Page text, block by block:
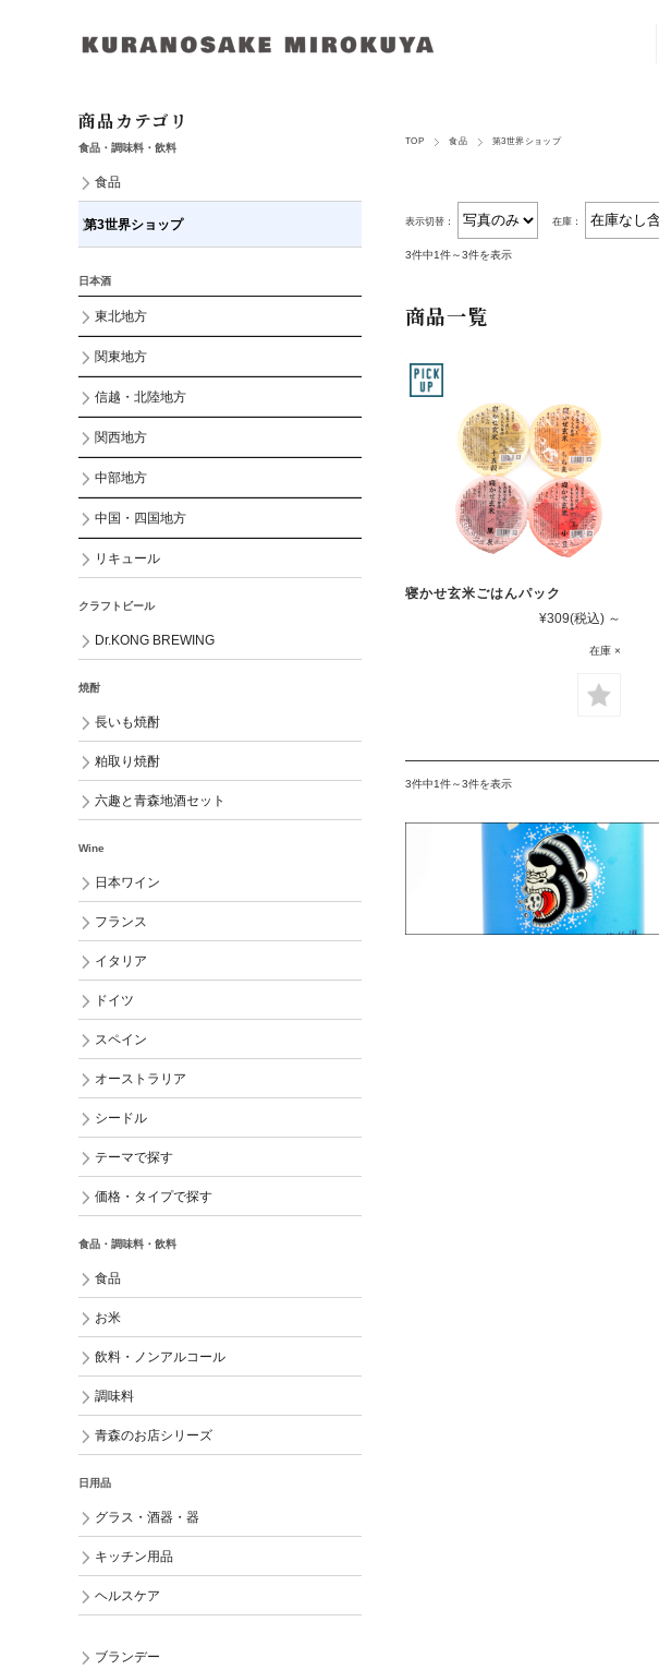
TOP 食品 第3世界ショップ
表示切替： 在庫：
3件中1件～3件を表示
商品一覧
寝かせ玄米ごはんパック
¥309(税込) ～
在庫 ×
3件中1件～3件を表示
商品カテゴリ
食品・調味料・飲料
食品
第3世界ショップ
日本酒
東北地方
関東地方
信越・北陸地方
関西地方
中部地方
中国・四国地方
リキュール
クラフトビール
Dr.KONG BREWING
焼酎
長いも焼酎
粕取り焼酎
六趣と青森地酒セット
Wine
日本ワイン
フランス
イタリア
ドイツ
スペイン
オーストラリア
シードル
テーマで探す
価格・タイプで探す
食品・調味料・飲料
食品
お米
飲料・ノンアルコール
調味料
青森のお店シリーズ
日用品
グラス・酒器・器
キッチン用品
ヘルスケア
ブランデー